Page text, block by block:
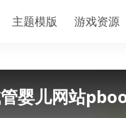
主题模版 游戏资源
婴儿网站